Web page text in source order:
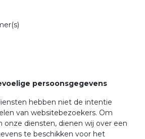
persoonsgegevens
hebben niet de intentie
van websitebezoekers. Om
onze diensten, dienen wij over een
te beschikken voor het